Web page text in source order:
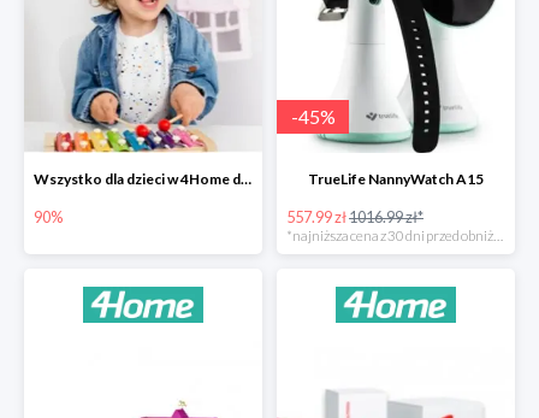
Wszystko dla dzieci w 4Home do -90%
90%
-45%
TrueLife NannyWatch A15
557.99 zł1016.99 zł*